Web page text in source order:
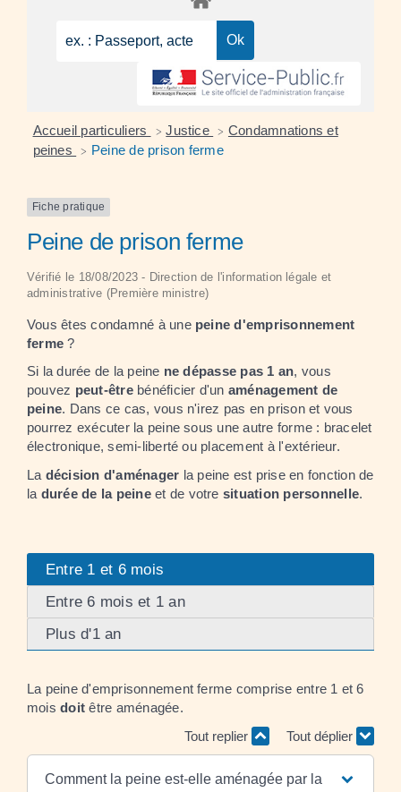
Accueil particuliers > Justice > Condamnations et
peines
> Peine de prison ferme
Fiche pratique
Peine de prison ferme
Vérifié le 18/08/2023 - Direction de l'information légale et
administrative (Première ministre)
Vous êtes condamné à une peine d'emprisonnement
ferme ?
Si la durée de la peine ne dépasse pas 1 an, vous
pouvez peut-êtrebénéficier d'un aménagement de
peine. Dans ce cas, vous n'irez pas en prison et vous
pourrez exécuter la peine sous une autre forme : bracelet
électronique, semi-liberté ou placement à l'extérieur.
La décision d'aménager la peine est prise en fonction de
la durée de la peineet de votre situation personnelle.
Entre 1 et 6 mois
Entre 6 mois et 1 an
Plus d'1 an
La peine d'emprisonnement ferme comprise entre 1 et 6
moisdoit être aménagée.
Tout replier
Tout déplier
Comment la peine est-elle aménagée par la